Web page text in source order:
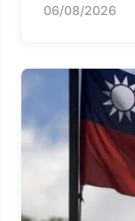
06/08/2026